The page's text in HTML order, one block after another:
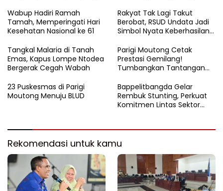
Harus Gratis
Wabup Hadiri Ramah
Tamah, Memperingati Hari
Kesehatan Nasional ke 61
Rakyat Tak Lagi Takut
Berobat, RSUD Undata Jadi
Simbol Nyata Keberhasilan
Tangkal Malaria di Tanah
Emas, Kapus Lompe Ntodea
Bergerak Cegah Wabah
Parigi Moutong Cetak
Prestasi Gemilang!
Tumbangkan Tantangan
Raih Peringkat II Terbaik se-
Sulteng 2024
23 Puskesmas di Parigi
Moutong Menuju BLUD
Bappelitbangda Gelar
Rembuk Stunting, Perkuat
Komitmen Lintas Sektor
Rekomendasi untuk kamu